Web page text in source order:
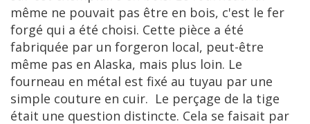
même ne pouvait pas être en bois, c'est le fer
forgé qui a été choisi. Cette pièce a été
fabriquée par un forgeron local, peut-être
même pas en Alaska, mais plus loin. Le
fourneau en métal est fixé au tuyau par une
simple couture en cuir. Le perçage de la tige
était une question distincte. Cela se faisait par